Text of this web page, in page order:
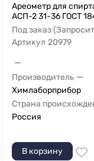
Ареометр для
АСП-2 31-36 ГОСТ
Под заказ
Артикул 20979
—
Производитель —
Химлаборприбор
Страна
Россия
В корзину